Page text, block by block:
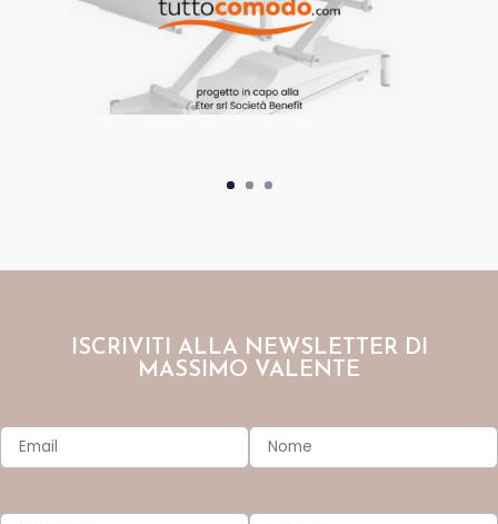
ISCRIVITI ALLA NEWSLETTER DI
MASSIMO VALENTE